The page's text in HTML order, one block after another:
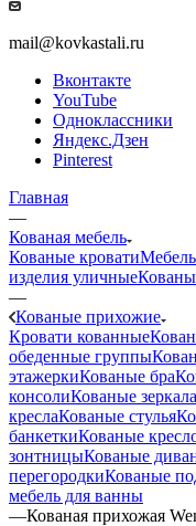
mail@kovkastali.ru
Вконтакте
YouTube
Одноклассники
Яндекс.Дзен
Pinterest
Главная
—
Кованая мебель
Кованые кровати
изделия уличные
—
Кованые прихожие
Кровати кованные
обеденные группы
этажеркиКованые бра
консолиКованые зеркала
креслаКованые стулья
банкеткиКованые
зонтницыКованые
перегородкиКованые
мебель для ванны
—Кованая прихожая